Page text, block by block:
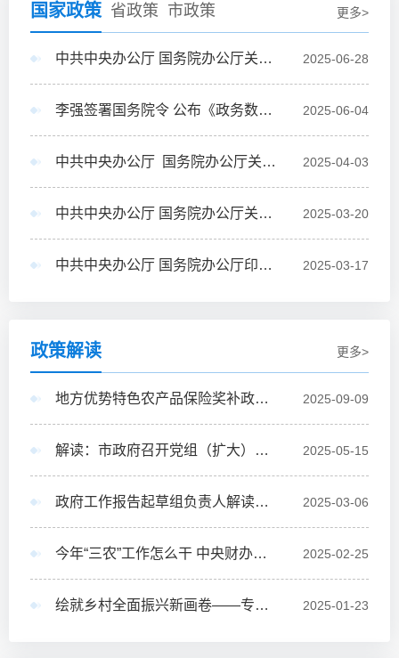
国家政策 省政策 市政策 更多>
2025-06-28
中共中央办公厅 国务院办公厅关于全面推进江河保护治理的意见
2025-06-04
李强签署国务院令 公布《政务数据共享条例》
2025-04-03
中共中央办公厅 国务院办公厅关于完善价格治理机制的意见
2025-03-20
中共中央办公厅 国务院办公厅关于进一步强化食品安全全链条监管的意见
2025-03-17
中共中央办公厅 国务院办公厅印发《提振消费专项行动方案》
政策解读 更多>
2025-09-09
地方优势特色农产品保险奖补政策出台
2025-05-15
解读：市政府召开党组（扩大）会议和常务会议
2025-03-06
政府工作报告起草组负责人解读报告新部署
2025-02-25
今年“三农”工作怎么干 中央财办、中央农办有关负责人解答热点问题
2025-01-23
绘就乡村全面振兴新画卷——专家解读《乡村全面振兴规划（2024－2027年）》